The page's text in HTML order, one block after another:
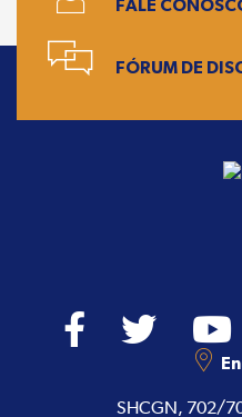
FALE
FÓRUM DE
SHCGN, 702/